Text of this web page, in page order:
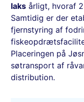
laks årligt, hvoraf
Samtidig er der
fjernstyring af
Placeringen på
søtransport af
distribution.